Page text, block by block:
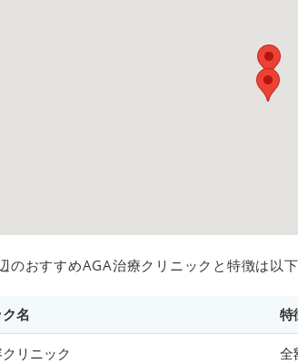
のおすすめAGA治療クリニックと特徴は以下
名 特
リニック 全